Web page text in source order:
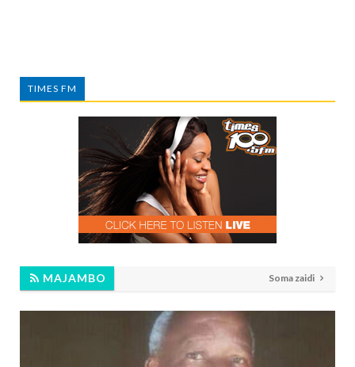
TIMES FM
MAJAMBO Soma zaidi